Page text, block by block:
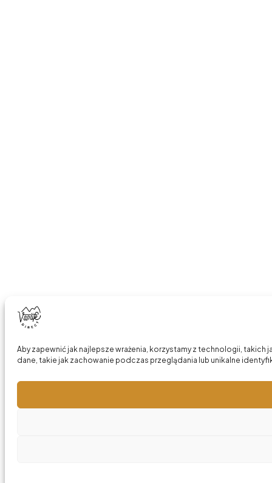
Aby zapewnić jak najlepsze wrażenia, korzystamy z technologii,
dane, takie jak zachowanie podczas przeglądania lub unikalne